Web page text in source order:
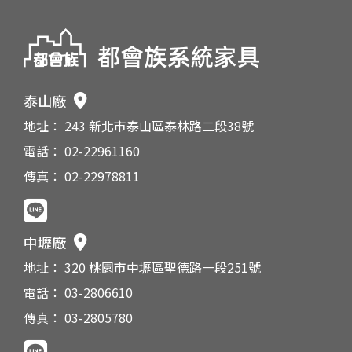
泰山廠
地址： 243 新北市泰山區泰林路二段38號
電話： 02-22961160
傳真： 02-22978811
中壢廠
地址： 320 桃園市中壢區聖德路一段251號
電話： 03-2806610
傳真： 03-2805780